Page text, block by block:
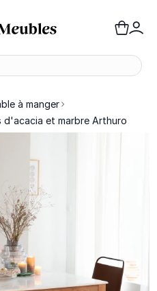
à manger
d'acacia et marbre Arthuro